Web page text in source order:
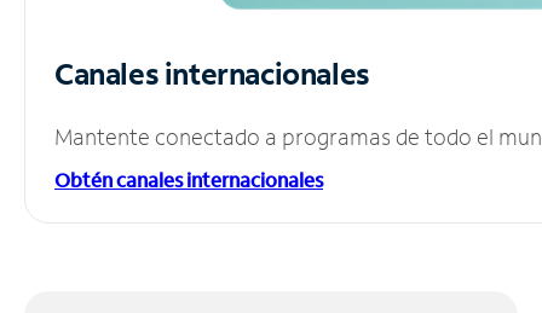
Canales internacionales
Mantente conectado a programas de todo el
Obtén canales internacionales